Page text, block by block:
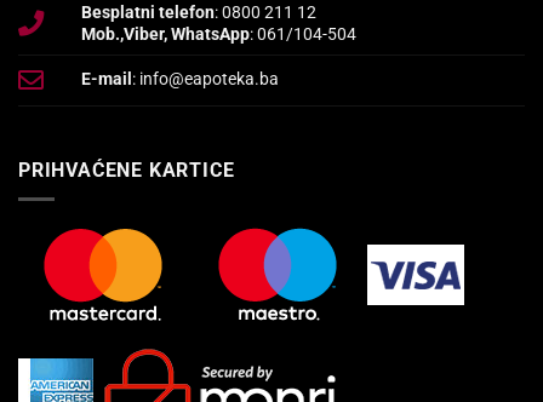
Besplatni telefon: 0800 211 12
Mob.,Viber, WhatsApp: 061/104-504
E-mail : info@eapoteka.ba
PRIHVAĆENE KARTICE